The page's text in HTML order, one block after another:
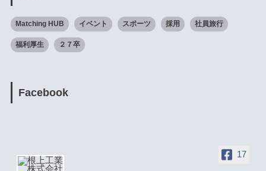
Matching HUB イベント スポーツ 採用 社員旅行
福利厚生 ２７卒
Facebook
17